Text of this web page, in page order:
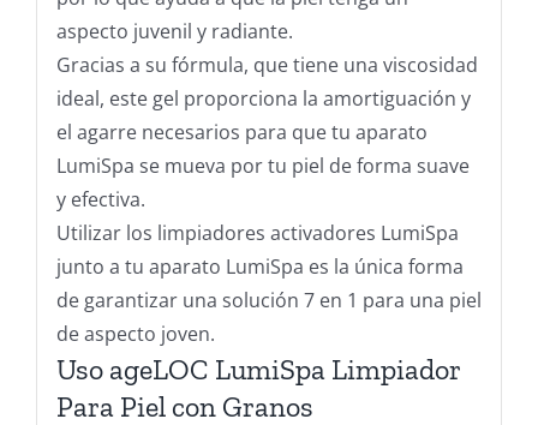
aspecto juvenil y radiante.
Gracias a su fórmula, que tiene una viscosidad
ideal, este gel proporciona la amortiguación y
el agarre necesarios para que tu aparato
LumiSpa se mueva por tu piel de forma suave
y efectiva.
Utilizar los limpiadores activadores LumiSpa
junto a tu aparato LumiSpa es la única forma
de garantizar una solución 7 en 1 para una piel
de aspecto joven.
Uso ageLOC LumiSpa Limpiador
Para Piel con Granos